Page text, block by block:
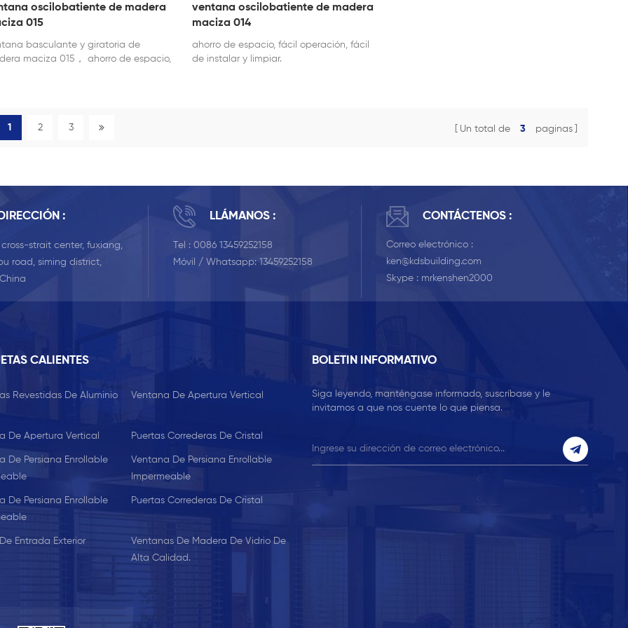
oscilobatiente de madera
015
basculante y giratoria de
maciza 015， ahorro de espacio,
ventana oscilobatiente de madera
maciza 014
ahorro de espacio, fácil operación, fácil
de instalar y limpiar.
1 2 3 Un total de 3 paginas
:
strait center, fuxiang,
road, siming district,
LLÁMANOS :
Tel :0086 13459252158
Móvil / Whatsapp:13459252158
CONTÁCTENOS :
Correo electrónico :
ken@kdsbuilding.com
Skype : mrkenshen2000
CALIENTES
Revestidas De Aluminio
Ventana De Apertura Vertical
De Apertura Vertical Puertas Correderas De Cristal
De Persiana Enrollable
Ventana De Persiana Enrollable
Impermeable
De Persiana Enrollable
Puertas Correderas De Cristal
Entrada Exterior
Ventanas De Madera De Vidrio De
Alta Calidad.
BOLETIN INFORMATIVO
Siga leyendo, manténgase informado, suscríbase y le
invitamos a que nos cuente lo que piensa.